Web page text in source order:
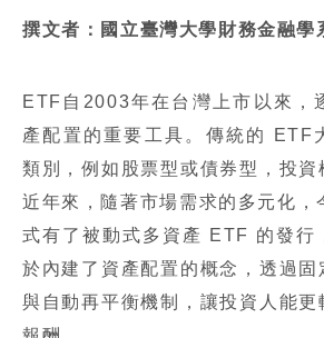
撰文者：國立臺灣大學財務金融學
ETF 自 2003年在台灣上市以來，
產配置的重要工具。傳統的
ETF
類別，例如股票型或債券型，投資
近年來，隨著市場需求的多元化，
式有了被動式多資產
ETF 的發行
於內建了資產配置的概念，透過固
與自動再平衡機制，讓投資人能更